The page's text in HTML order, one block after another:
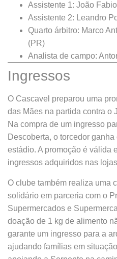
Assistente 1: João
Assistente 2: Leandro
Quarto árbitro: Marco
(PR)
Analista de campo:
Ingressos
O Cascavel preparou uma
das Mães na partida contra o
Na compra de um ingresso
Descoberta, o torcedor
estádio. A promoção é válida
ingressos adquiridos nas
O clube também realiza uma
solidário em parceria com o
Supermercados e
doação de 1 kg de alimento
garante um ingresso para a
ajudando famílias em